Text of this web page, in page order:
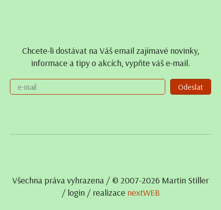
Chcete-li dostávat na Váš email zajímavé novinky,
informace a tipy o akcích, vypňte váš e-mail.
Odeslat
Všechna práva vyhrazena / © 2007- 2026 Martin Stiller
/ login / realizace nextWEB